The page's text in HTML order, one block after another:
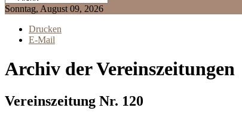
Sonntag, August 09, 2026
Drucken
E-Mail
Archiv der Vereinszeitungen
Vereinszeitung Nr. 120